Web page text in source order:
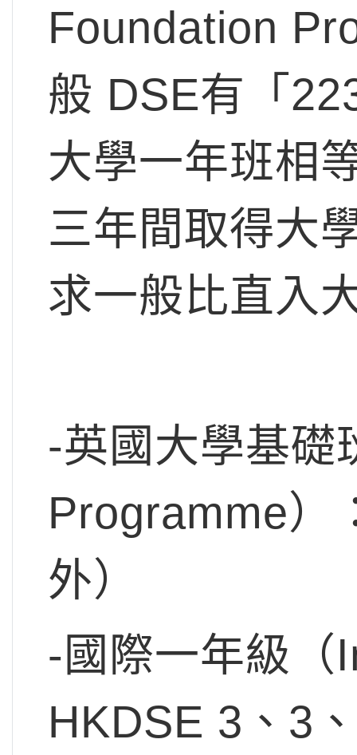
Foundation
般 DSE有「
大學一年班相
三年間取得大
求一般比直入
-英國大學基礎
Programme）
外）
-國際一年級（
HKDSE 3、3